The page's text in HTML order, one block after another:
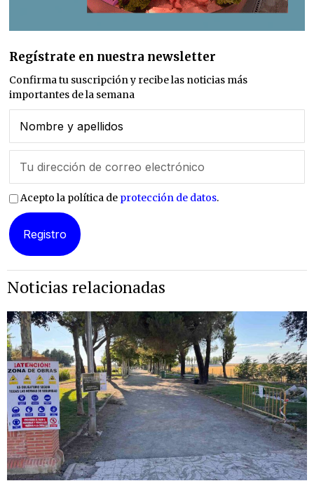
Regístrate en nuestra newsletter
Confirma tu suscripción y recibe las noticias más
importantes de la semana
Acepto la política de protección de datos.
Noticias relacionadas